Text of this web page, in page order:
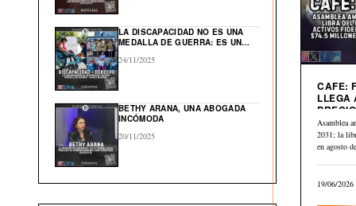
LA DISCAPACIDAD NO ES UNA
MEDALLA DE GUERRA: ES UN
24/11/2025
BETHY ARANA, UNA ABOGADA
INCÓMODA
20/11/2025
CAFE:
LLEGA
A $2.84
Asamblea
2031; la
en agosto
19/06/2026